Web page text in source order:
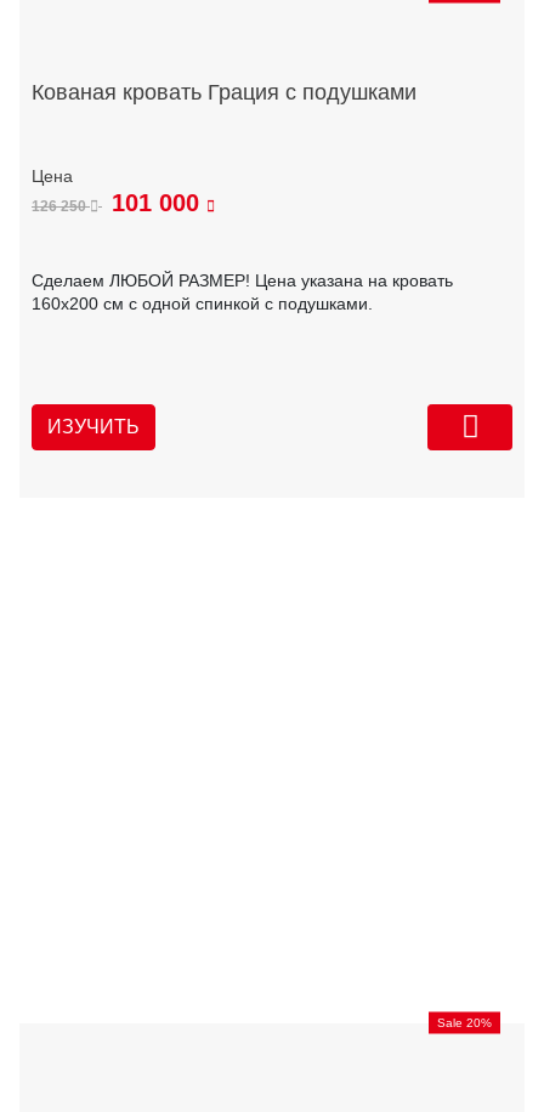
Кованая кровать Грация с подушками
126 250 101 000
Сделаем ЛЮБОЙ РАЗМЕР! Цена указана на кровать
160х200 см с одной спинкой с подушками.
ИЗУЧИТЬ
Sale 20%